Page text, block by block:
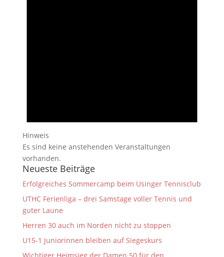
Hinweis
Es sind keine anstehenden Veranstaltungen
vorhanden.
Neueste Beiträge
Erfolgreiches Sommercamp beim Usinger Tennisclub
UTHC Ferienliga – drei Samstage voller Tennis und
guter Laune
Herren 30 auch im Norden nicht zu stoppen
U15-1 Juniorinnen bleiben auf Siegeskurs
Wichtiger Heimsieg der Damen 50 für den